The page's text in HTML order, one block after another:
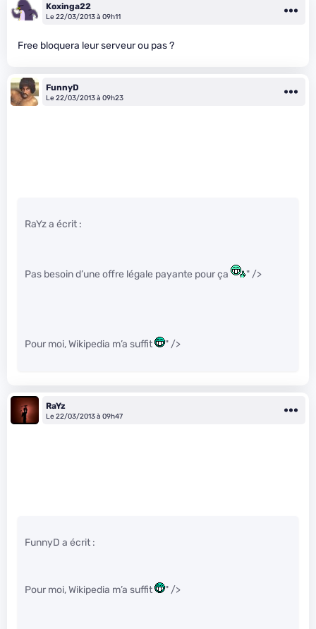
Koxinga22
Le 22/03/2013 à 09h11
Free bloquera leur serveur ou pas ?
FunnyD
Le 22/03/2013 à 09h23
RaYz a écrit :
Pas besoin d’une offre légale payante pour ça " />
Pour moi, Wikipedia m’a suffit " />
RaYz
Le 22/03/2013 à 09h47
FunnyD a écrit :
Pour moi, Wikipedia m’a suffit " />